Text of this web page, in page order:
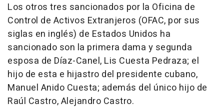
Los otros tres sancionados por la Oficina de
Control de Activos Extranjeros (OFAC, por sus
siglas en inglés) de Estados Unidos ha
sancionado son la primera dama y segunda
esposa de Díaz-Canel, Lis Cuesta Pedraza; el
hijo de esta e hijastro del presidente cubano,
Manuel Anido Cuesta; además del único hijo de
Raúl Castro, Alejandro Castro.